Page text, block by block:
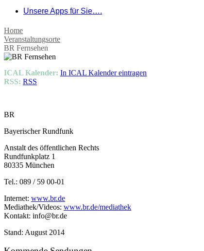
Unsere Apps für Sie….
Home
Veranstaltungsorte
BR Fernsehen
ICAL Kalender: In ICAL Kalender eintragen
RSS: RSS
BR
Bayerischer Rundfunk
Anstalt des öffentlichen Rechts
Rundfunkplatz 1
80335 München
Tel.: 089 / 59 00-01
Internet: www.br.de
Mediathek/Videos: www.br.de/mediathek
Kontakt: info@br.de
Stand: August 2014